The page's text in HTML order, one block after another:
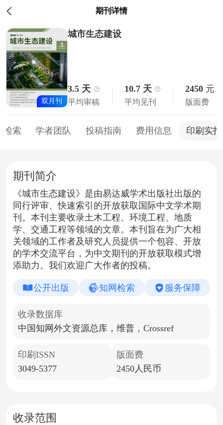
期刊详情
双月刊
城市生态建设
3.5 天
平均审稿
10.7 天
平均见刊
2450 元
版面费
检索 学者团队 投稿指南 费用信息 印刷实拍
期刊简介
《城市生态建设》是由易达威学术出版社出版的
同行评审、快速索引的开放获取国际中文学术期
刊。本刊主要收录土木工程、环境工程、地质
学、交通工程等领域的文章。本刊旨在为广大相
关领域的工作者及研究人员提供一个包容、开放
的学术交流平台，为中文期刊的开放获取模式增
添助力。我们欢迎广大作者的投稿。
公开出版 知网检索 服务保障
收录数据库
中国知网外文资源总库，维普，Crossref
印刷ISSN
3049-5377
版面费
2450人民币
收录范围